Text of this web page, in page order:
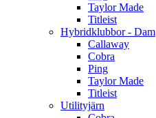
Taylor Made
Titleist
Hybridklubbor - Dam
Callaway
Cobra
Ping
Taylor Made
Titleist
Utilityjärn